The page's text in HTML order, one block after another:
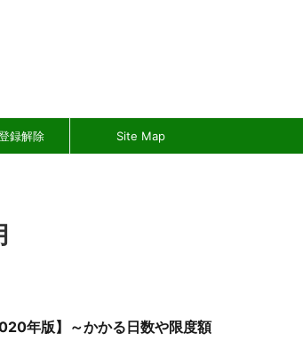
録解除 Site Map
年版】～かかる日数や限度額